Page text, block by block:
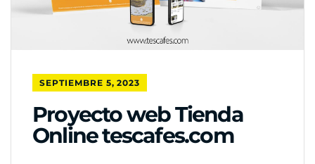
SEPTIEMBRE 5, 2023
Proyecto web Tienda
Online tescafes.com